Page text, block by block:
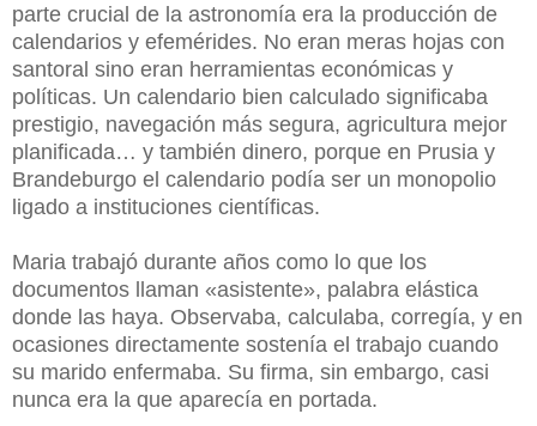
parte crucial de la astronomía era la producción de
calendarios y efemérides. No eran meras hojas con
santoral sino eran herramientas económicas y
políticas. Un calendario bien calculado significaba
prestigio, navegación más segura, agricultura mejor
planificada… y también dinero, porque en Prusia y
Brandeburgo el calendario podía ser un monopolio
ligado a instituciones científicas.
Maria trabajó durante años como lo que los
documentos llaman «asistente», palabra elástica
donde las haya. Observaba, calculaba, corregía, y en
ocasiones directamente sostenía el trabajo cuando
su marido enfermaba. Su firma, sin embargo, casi
nunca era la que aparecía en portada.